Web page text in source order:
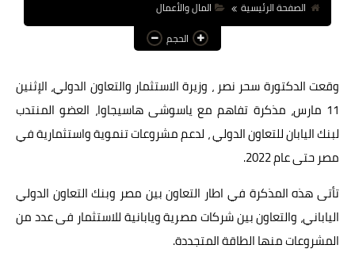
عالم المرأة
فن وثقافة
أخبار مصر
أخبار عربية
أخبار العالم
الصفحة الرئيسية
المال والأعمال
الحجم
وقعت الدكتورة سحر نصر ، وزيرة الاستثمار والتعاون الدولي، الإثنين
11 مارس، مذكرة تفاهم مع ياسوشى هاسيجاوا، العضو المنتدب
لبنك اليابان للتعاون الدولي ، لدعم مشروعات تنموية واستثمارية في
مصر حتى عام 2022.
تأتى هذه المذكرة في اطار التعاون بين مصر وبنك التعاون الدولي
الياباني، والتعاون بين شركات مصرية ويابانية للاستثمار فى عدد من
المشروعات منها الطاقة المتجددة.